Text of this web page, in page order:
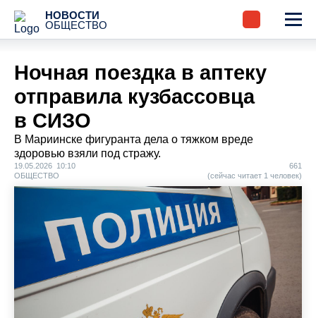
НОВОСТИ
ОБЩЕСТВО
Ночная поездка в аптеку
отправила кузбассовца
в СИЗО
В Мариинске фигуранта дела о тяжком вреде
здоровью взяли под стражу.
19.05.2026 10:10
ОБЩЕСТВО
661
(сейчас читает 1 человек)